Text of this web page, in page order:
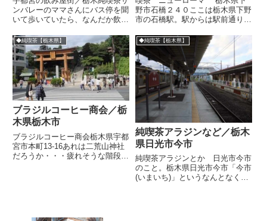
ンバレーのママさんにバス停を聞
いて歩いていたら、なんだか飲み
せ予定のない旅だし、せっかく場
末っぽい雰囲気を醸し出している
ところを見つけたので寄り道。う
わぁいい感じ。すずらん、えり
も...
野市石橋２４０ここは栃木県下野
市の石橋駅。駅からは駅前通りを
大胆な造りになっています。駅を
正面からみるとこのような形で
す。味のあるクリーニング店だな
ぁ。純喫茶と理美容室の外観て似
て...
◆純喫茶【栃木県】
ブラジルコーヒー商会／栃
木県栃木市
ブラジルコーヒー商会栃木県宇都
宮市本町13-16あれは二荒山神社
だろうか・・・疲れそうな階段だ
◆純喫茶【栃木県】
純喫茶アラジンなど／栃木
県日光市今市
純喫茶アラジンとか 日光市今市
のこと。栃木県日光市今市「今市
(いまいち)」というなんとなく面